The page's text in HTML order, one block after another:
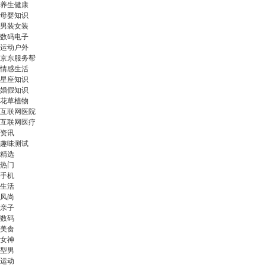
养生健康
母婴知识
男装女装
数码电子
运动户外
京东服务帮
情感生活
星座知识
婚假知识
花草植物
互联网医院
互联网医疗
资讯
趣味测试
精选
热门
手机
生活
风尚
亲子
数码
美食
女神
型男
运动